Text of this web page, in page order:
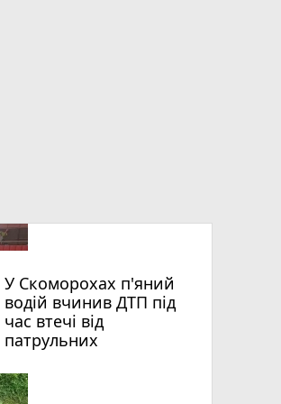
У Скоморохах п'яний
водій вчинив ДТП під
час втечі від
патрульних